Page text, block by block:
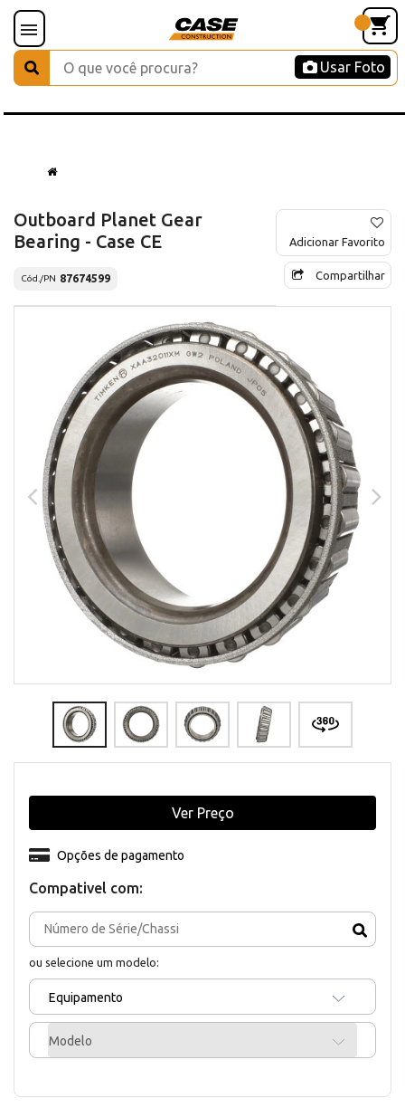
Usar Foto
Outboard Planet Gear
Bearing - Case CE
Cód./PN 87674599
Adicionar Favorito
Compartilhar
Compativel com:
ou selecione um modelo:
Equipamento
Modelo
Opções de pagamento
Ver Preço